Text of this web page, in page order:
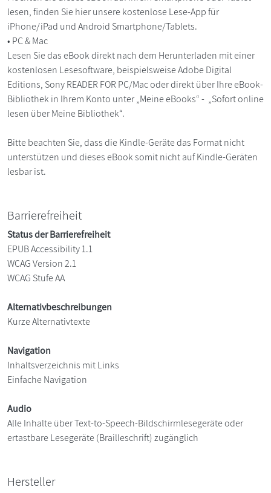
lesen, finden Sie hier unsere kostenlose Lese-App für
iPhone/iPad und Android Smartphone/Tablets.
• PC & Mac
Lesen Sie das eBook direkt nach dem Herunterladen mit einer
kostenlosen Lesesoftware, beispielsweise Adobe Digital
Editions, Sony READER FOR PC/Mac oder direkt über Ihre eBook-
Bibliothek in Ihrem Konto unter „Meine eBooks“ - „Sofort online
lesen über Meine Bibliothek“.
Bitte beachten Sie, dass die Kindle-Geräte das Format nicht
unterstützen und dieses eBook somit nicht auf Kindle-Geräten
lesbar ist.
Barrierefreiheit
Status der Barrierefreiheit
EPUB Accessibility 1.1
WCAG Version 2.1
WCAG Stufe AA
Alternativbeschreibungen
Kurze Alternativtexte
Navigation
Inhaltsverzeichnis mit Links
Einfache Navigation
Audio
Alle Inhalte über Text-to-Speech-Bildschirmlesegeräte oder
ertastbare Lesegeräte (Brailleschrift) zugänglich
Hersteller